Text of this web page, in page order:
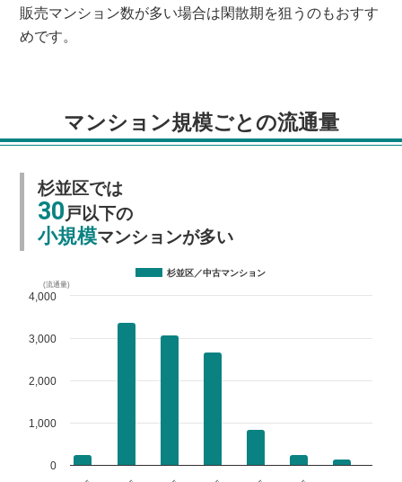
販売マンション数が多い場合は閑散期を狙うのもおすす
めです。
マンション規模ごとの流通量
杉並区では
30戸以下の
小規模マンションが多い
(流通量)
杉並区／中古マンション
0
1,000
2,000
3,000
4,000